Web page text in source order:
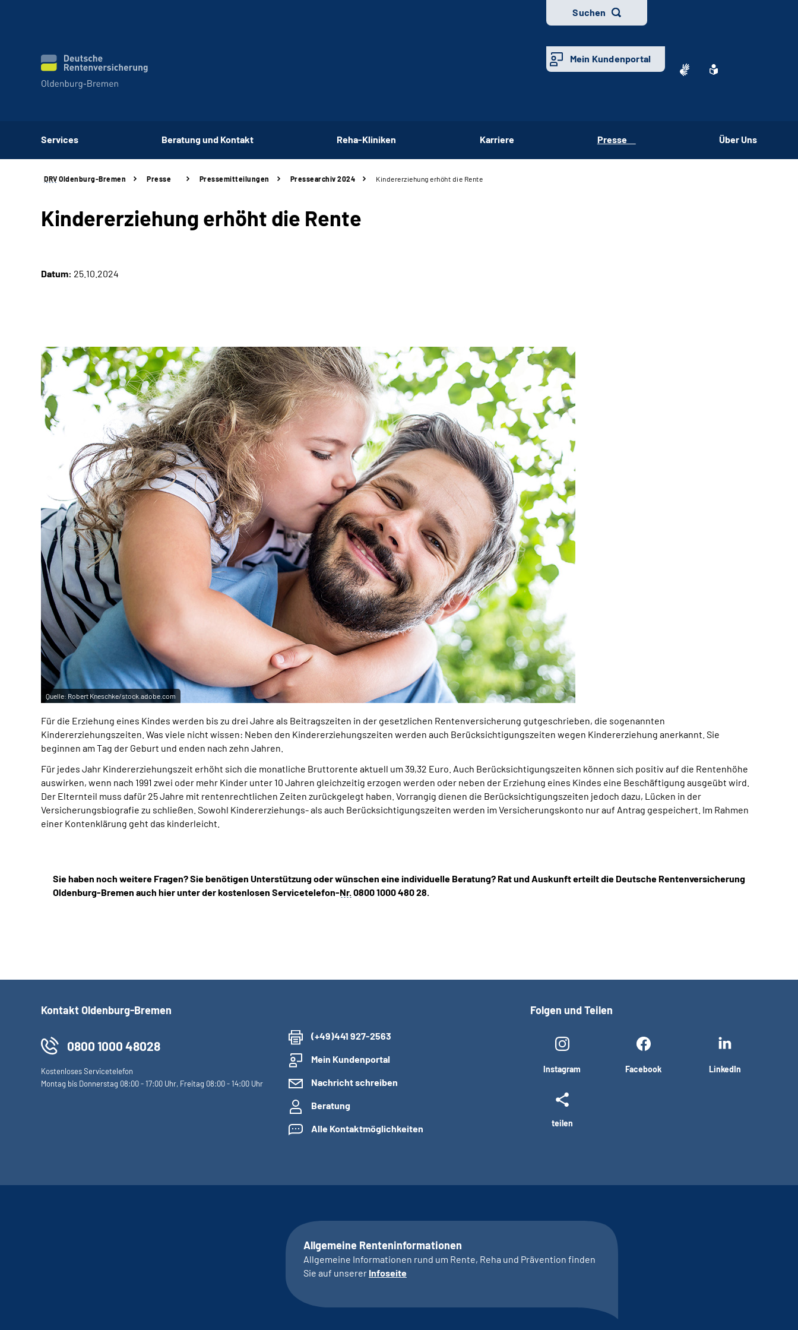
Suchen
Mein Kundenportal
Services Beratung und Kontakt Reha-Kliniken Karriere Presse Über Uns
DRV Oldenburg-Bremen Presse Pressemitteilungen Pressearchiv 2024 Kindererziehung erhöht die Rente
Kindererziehung erhöht die Rente
Datum: 25.10.2024
Quelle: Robert Kneschke/stock.adobe.com
Für die Erziehung eines Kindes werden bis zu drei Jahre als Beitragszeiten in der gesetzlichen Rentenversicherung gutgeschrieben, die sogenannten
Kindererziehungszeiten. Was viele nicht wissen: Neben den Kindererziehungszeiten werden auch Berücksichtigungszeiten wegen Kindererziehung anerkannt. Sie
beginnen am Tag der Geburt und enden nach zehn Jahren.
Für jedes Jahr Kindererziehungszeit erhöht sich die monatliche Bruttorente aktuell um 39,32 Euro. Auch Berücksichtigungszeiten können sich positiv auf die Rentenhöhe
auswirken, wenn nach 1991 zwei oder mehr Kinder unter 10 Jahren gleichzeitig erzogen werden oder neben der Erziehung eines Kindes eine Beschäftigung ausgeübt wird.
Der Elternteil muss dafür 25 Jahre mit rentenrechtlichen Zeiten zurückgelegt haben. Vorrangig dienen die Berücksichtigungszeiten jedoch dazu, Lücken in der
Versicherungsbiografie zu schließen. Sowohl Kindererziehungs- als auch Berücksichtigungszeiten werden im Versicherungskonto nur auf Antrag gespeichert. Im Rahmen
einer Kontenklärung geht das kinderleicht.
Sie haben noch weitere Fragen? Sie benötigen Unterstützung oder wünschen eine individuelle Beratung? Rat und Auskunft erteilt die Deutsche Rentenversicherung
Oldenburg-Bremen auch hier unter der kostenlosen Servicetelefon-Nr.0800 1000 480 28.
Kontakt Oldenburg-Bremen
0800 1000 48028
Kostenloses Servicetelefon
Montag bis Donnerstag 08:00 - 17:00 Uhr, Freitag 08:00 - 14:00 Uhr
(+49)441 927-2563
Mein Kundenportal
Nachricht schreiben
Beratung
Alle Kontaktmöglichkeiten
Folgen und Teilen
Instagram Facebook LinkedIn
teilen
Allgemeine Renteninformationen
Allgemeine Informationen rund um Rente, Reha und Prävention finden
Sie auf unserer Infoseite